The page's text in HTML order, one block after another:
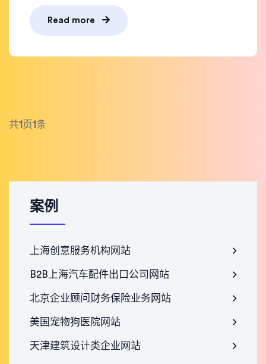
Read more
共1 页1条
案例
上海创意服务机构网站
B2B上海汽车配件出口公司网站
北京企业顾问财务保险业务网站
美国宠物狗医院网站
天津建筑设计类企业网站